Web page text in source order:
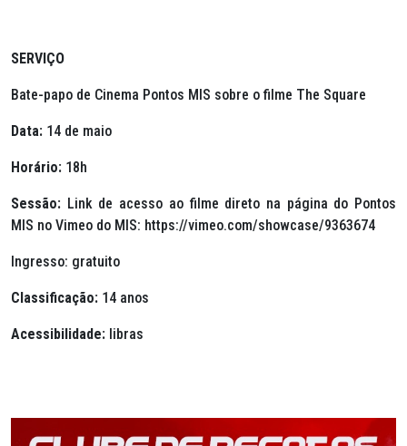
SERVIÇO
Bate-papo de Cinema Pontos MIS sobre o filme The Square
Data: 14 de maio
Horário: 18h
Sessão: Link de acesso ao filme direto na página do Pontos
MIS no Vimeo do MIS: https://vimeo.com/showcase/9363674
Ingresso: gratuito
Classificação: 14 anos
Acessibilidade: libras